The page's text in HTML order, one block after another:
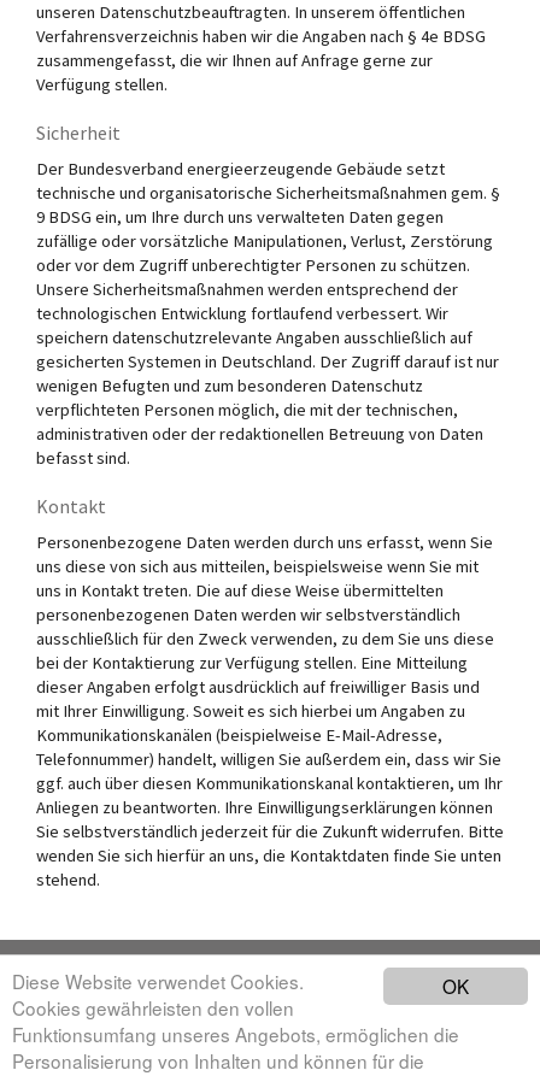
OK
Diese Website verwendet Cookies.
Cookies gewährleisten den vollen
Funktionsumfang unseres Angebots, ermöglichen die
Personalisierung von Inhalten und können für die
unseren Datenschutzbeauftragten. In unserem öffentlichen
Verfahrensverzeichnis haben wir die Angaben nach § 4e BDSG
zusammengefasst, die wir Ihnen auf Anfrage gerne zur
Verfügung stellen.
Sicherheit
Der Bundesverband energieerzeugende Gebäude setzt
technische und organisatorische Sicherheitsmaßnahmen gem. §
9 BDSG ein, um Ihre durch uns verwalteten Daten gegen
zufällige oder vorsätzliche Manipulationen, Verlust, Zerstörung
oder vor dem Zugriff unberechtigter Personen zu schützen.
Unsere Sicherheitsmaßnahmen werden entsprechend der
technologischen Entwicklung fortlaufend verbessert. Wir
speichern datenschutzrelevante Angaben ausschließlich auf
gesicherten Systemen in Deutschland. Der Zugriff darauf ist nur
wenigen Befugten und zum besonderen Datenschutz
verpflichteten Personen möglich, die mit der technischen,
administrativen oder der redaktionellen Betreuung von Daten
befasst sind.
Kontakt
Personenbezogene Daten werden durch uns erfasst, wenn Sie
uns diese von sich aus mitteilen, beispielsweise wenn Sie mit
uns in Kontakt treten. Die auf diese Weise übermittelten
personenbezogenen Daten werden wir selbstverständlich
ausschließlich für den Zweck verwenden, zu dem Sie uns diese
bei der Kontaktierung zur Verfügung stellen. Eine Mitteilung
dieser Angaben erfolgt ausdrücklich auf freiwilliger Basis und
mit Ihrer Einwilligung. Soweit es sich hierbei um Angaben zu
Kommunikationskanälen (beispielweise E-Mail-Adresse,
Telefonnummer) handelt, willigen Sie außerdem ein, dass wir Sie
ggf. auch über diesen Kommunikationskanal kontaktieren, um Ihr
Anliegen zu beantworten. Ihre Einwilligungserklärungen können
Sie selbstverständlich jederzeit für die Zukunft widerrufen. Bitte
wenden Sie sich hierfür an uns, die Kontaktdaten finde Sie unten
stehend.
Impressum